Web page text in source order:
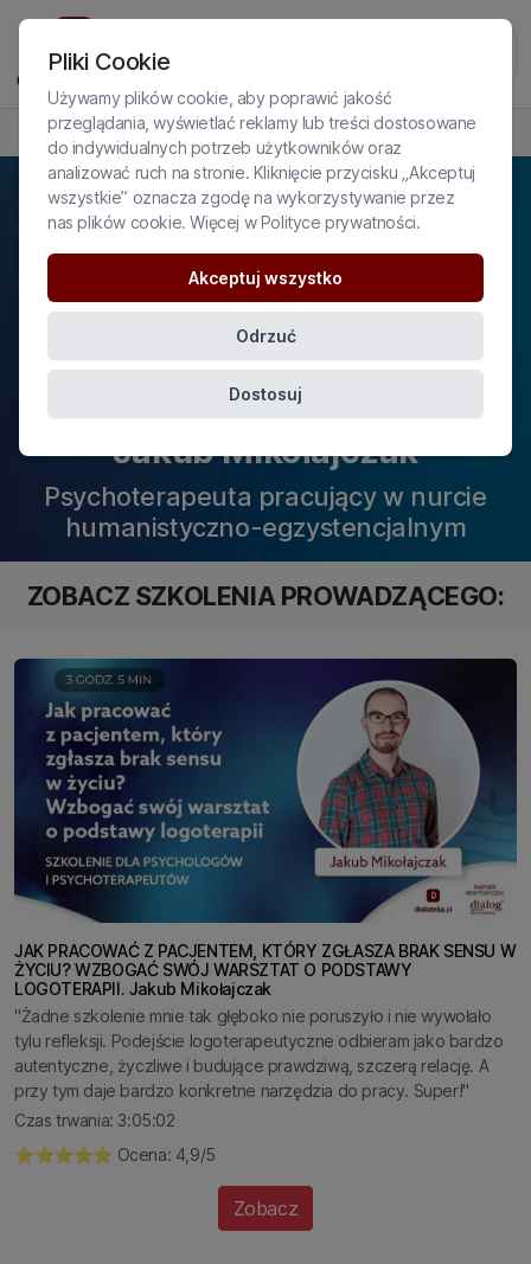
PROFIL EKSPERTA
Jakub Mikołajczak
Psychoterapeuta pracujący w nurcie
humanistyczno-egzystencjalnym
ZOBACZ SZKOLENIA PROWADZĄCEGO:
JAK PRACOWAĆ Z PACJENTEM, KTÓRY ZGŁASZA BRAK SENSU W
ŻYCIU? WZBOGAĆ SWÓJ WARSZTAT O PODSTAWY
LOGOTERAPII. Jakub Mikołajczak
"Żadne szkolenie mnie tak głęboko nie poruszyło i nie wywołało
tylu refleksji. Podejście logoterapeutyczne odbieram jako bardzo
autentyczne, życzliwe i budujące prawdziwą, szczerą relację. A
przy tym daje bardzo konkretne narzędzia do pracy. Super!"
Czas trwania: 3:05:02
⭐️⭐️⭐️⭐️⭐️ Ocena: 4,9/5
Zobacz
Pliki Cookie
Używamy plików cookie, aby poprawić jakość
przeglądania, wyświetlać reklamy lub treści dostosowane
do indywidualnych potrzeb użytkowników oraz
analizować ruch na stronie. Kliknięcie przycisku „Akceptuj
wszystkie” oznacza zgodę na wykorzystywanie przez
nas plików cookie. Więcej wPolityce prywatności.
Akceptuj wszystko
Odrzuć
Dostosuj